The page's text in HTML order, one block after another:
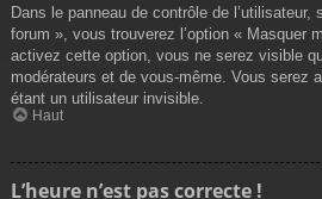
Dans le panneau de contrôle de l’utilisateur,
forum », vous trouverez l’option « Masquer
activez cette option, vous ne serez visible
modérateurs et de vous-même. Vous serez
étant un utilisateur invisible.
Haut
L’heure n’est pas correcte !